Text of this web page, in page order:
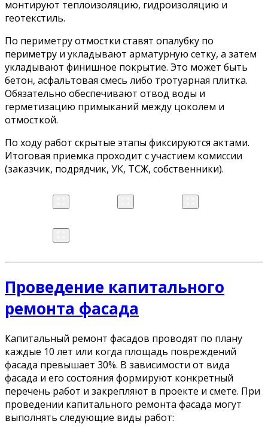
монтируют теплоизоляцию, гидроизоляцию и
геотекстиль.
По периметру отмостки ставят опалубку по
периметру и укладывают арматурную сетку, а затем
укладывают финишное покрытие. Это может быть
бетон, асфальтовая смесь либо тротуарная плитка.
Обязательно обеспечивают отвод воды и
герметизацию примыканий между цоколем и
отмосткой.
По ходу работ скрытые этапы фиксируются актами.
Итоговая приемка проходит с участием комиссии
(заказчик, подрядчик, УК, ТСЖ, собственники).
Проведение капитального
ремонта фасада
Капитальный ремонт фасадов проводят по плану
каждые 10 лет или когда площадь повреждений
фасада превышает 30%. В зависимости от вида
фасада и его состояния формируют конкретный
перечень работ и закрепляют в проекте и смете. При
проведении капитального ремонта фасада могут
выполнять следующие виды работ: